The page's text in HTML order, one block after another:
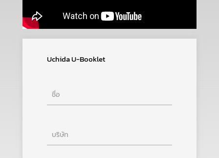
Uchida U-Booklet
ชื่อ
บริษัท